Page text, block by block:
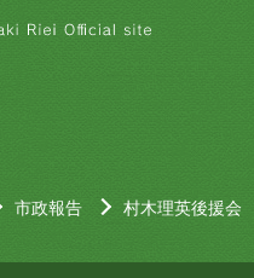
市政報告 村木理英後援会